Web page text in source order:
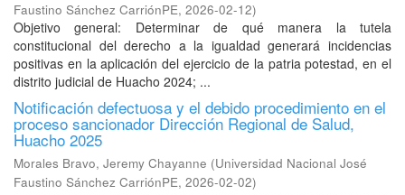
Faustino Sánchez CarriónPE, 2026-02-12)
Objetivo general: Determinar de qué manera la tutela
constitucional del derecho a la igualdad generará incidencias
positivas en la aplicación del ejercicio de la patria potestad, en el
distrito judicial de Huacho 2024; ...
Notificación defectuosa y el debido procedimiento en el
proceso sancionador Dirección Regional de Salud,
Huacho 2025
Morales Bravo, Jeremy Chayanne (Universidad Nacional José
Faustino Sánchez CarriónPE, 2026-02-02)